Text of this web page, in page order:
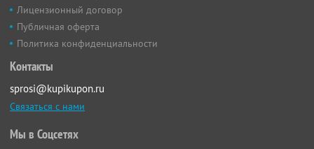
Лицензионный договор
Публичная оферта
Политика конфиденциальности
Контакты
sprosi@kupikupon.ru
Связаться с нами
Мы в Соцсетях